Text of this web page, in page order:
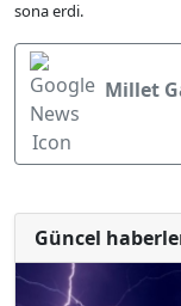
sona erdi.
Millet
Güncel